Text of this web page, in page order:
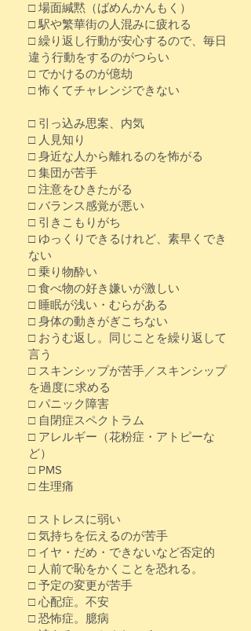
□ 場面緘黙（ばめんかんもく）
□ 駅や繁華街の人混みに疲れる
□ 繰り返し行動が安心するので、毎日
違う行動をするのがつらい
□ でかけるのが億劫
□ 怖くてチャレンジできない
□ 引っ込み思案、内気
□ 人見知り
□ 身近な人から離れるのを怖がる
□ 集団が苦手
□ 注意をひきたがる
□ バランス感覚が悪い
□ 引きこもりがち
□ ゆっくりできるけれど、素早くでき
ない
□ 乗り物酔い
□ 食べ物の好き嫌いが激しい
□ 睡眠が浅い・むらがある
□ 身体の動きがぎこちない
□ おうむ返し。同じことを繰り返して
言う
□ スキンシップが苦手／スキンシップ
を過度に求める
□ パニック障害
□ 自閉症スペクトラム
□ アレルギー（花粉症・アトピーな
ど）
□ PMS
□ 生理痛
□ ストレスに弱い
□ 気持ちを伝えるのが苦手
□ イヤ・だめ・できないなど否定的
□ 人前で恥をかくことを恐れる。
□ 予定の変更が苦手
□ 心配症。不安
□ 恐怖症。臆病